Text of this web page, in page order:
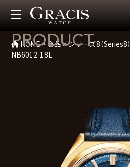
商品紹介
PRODUCT
HOME>商品>シリーズ8（Series8）
NB6012-18L